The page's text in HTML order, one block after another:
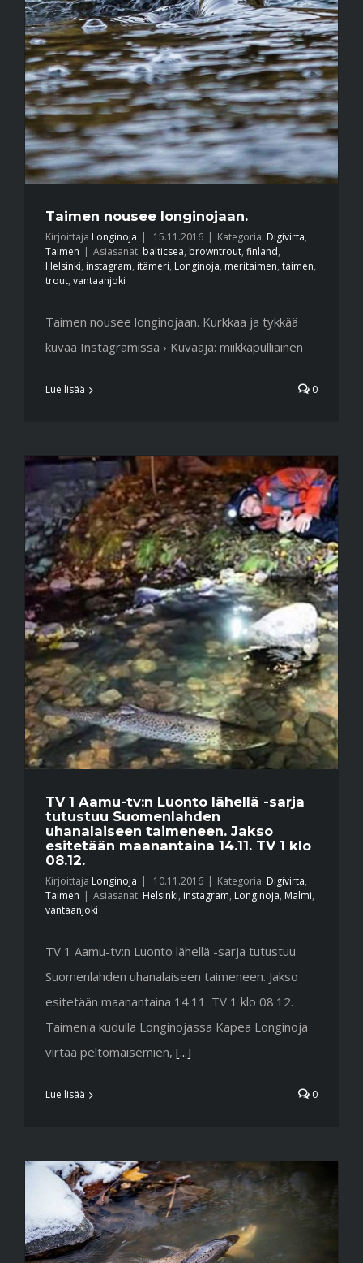
Taimen nousee longinojaan.
Kirjoittaja Longinoja 15.11.2016 Kategoria: Digivirta,
Taimen
Asiasanat: balticsea, browntrout, finland,
Helsinki, instagram, itämeri, Longinoja, meritaimen, taimen,
trout, vantaanjoki
Taimen nousee longinojaan. Kurkkaa ja tykkää
kuvaa Instagramissa › Kuvaaja: miikkapulliainen
Lue lisää 0
TV 1 Aamu-tv:n Luonto lähellä -sarja
tutustuu Suomenlahden
uhanalaiseen taimeneen. Jakso
esitetään maanantaina 14.11. TV 1 klo
08.12.
Kirjoittaja Longinoja 10.11.2016 Kategoria: Digivirta,
Taimen
Asiasanat: Helsinki, instagram, Longinoja, Malmi,
vantaanjoki
TV 1 Aamu-tv:n Luonto lähellä -sarja tutustuu
Suomenlahden uhanalaiseen taimeneen. Jakso
esitetään maanantaina 14.11. TV 1 klo 08.12.
Taimenia kudulla Longinojassa Kapea Longinoja
virtaa peltomaisemien, [...]
Lue lisää 0